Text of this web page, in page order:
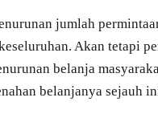
jumlah
Akan tetapi
belanja
belanjanya sejauh